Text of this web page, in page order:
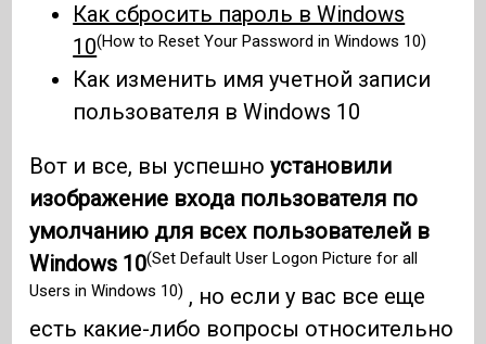
Как сбросить пароль в Windows
10(How to Reset Your Password in Windows 10)
Как изменить имя учетной записи
пользователя в Windows 10
Вот и все, вы успешноустановили
изображение входа пользователя по
умолчанию для всех пользователей в
Windows 10(Set Default User Logon Picture for all
Users in Windows 10) , но если у вас все еще
есть какие-либо вопросы относительно